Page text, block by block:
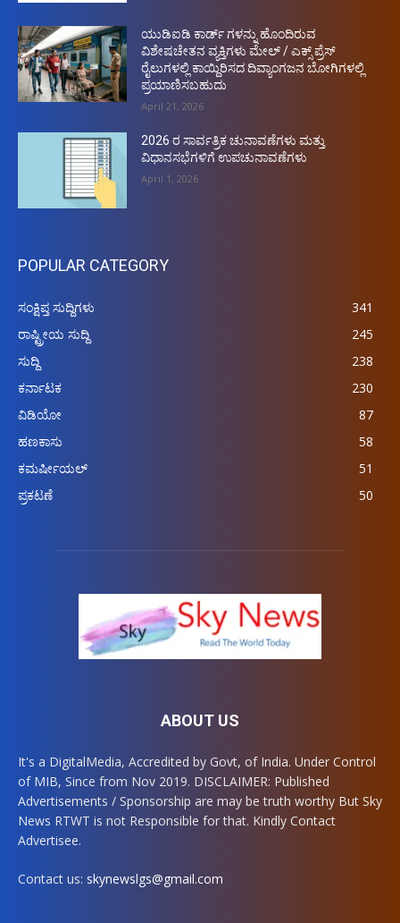
ಯುಡಿಐಡಿ ಕಾರ್ಡ್ ಗಳನ್ನು ಹೊಂದಿರುವ
ವಿಶೇಷಚೇತನ ವ್ಯಕ್ತಿಗಳು ಮೇಲ್ / ಎಕ್ಸ್ ಪ್ರೆಸ್
ರೈಲುಗಳಲ್ಲಿ ಕಾಯ್ದಿರಿಸದ ದಿವ್ಯಾಂಗಜನ ಬೋಗಿಗಳಲ್ಲಿ
ಪ್ರಯಾಣಿಸಬಹುದು
April 21, 2026
2026 ರ ಸಾರ್ವತ್ರಿಕ ಚುನಾವಣೆಗಳು ಮತ್ತು
ವಿಧಾನಸಭೆಗಳಿಗೆ ಉಪಚುನಾವಣೆಗಳು
April 1, 2026
POPULAR CATEGORY
ಸಂಕ್ಷಿಪ್ತ ಸುದ್ದಿಗಳು
341
ರಾಷ್ಟ್ರೀಯ ಸುದ್ದಿ
245
ಸುದ್ದಿ
238
ಕರ್ನಾಟಕ
230
ವಿಡಿಯೋ
87
ಹಣಕಾಸು
58
ಕಮರ್ಷೀಯಲ್
51
ಪ್ರಕಟಣೆ
50
ABOUT US
It's a DigitalMedia, Accredited by Govt, of India. Under Control
of MIB, Since from Nov 2019. DISCLAIMER: Published
Advertisements / Sponsorship are may be truth worthy But Sky
News RTWT is not Responsible for that. Kindly Contact
Advertisee.
Contact us: skynewslgs@gmail.com